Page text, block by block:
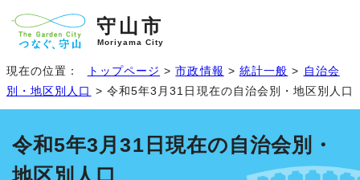
守山市
Moriyama City
現在の位置： トップページ >市政情報 > 統計一般 > 自治会
別・地区別人口 > 令和5年3月31日現在の自治会別・地区別人口
令和5年3月31日現在の自治会別・